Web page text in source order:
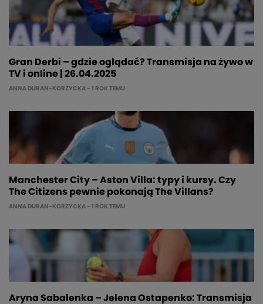
Gran Derbi – gdzie oglądać? Transmisja na żywo w
TV i online | 26.04.2025
ANNA DURAN-KORZYCKA - 1 ROK TEMU
Manchester City – Aston Villa: typy i kursy. Czy
The Citizens pewnie pokonają The Villans?
ANNA DURAN-KORZYCKA - 1 ROK TEMU
Aryna Sabalenka – Jelena Ostapenko: Transmisja